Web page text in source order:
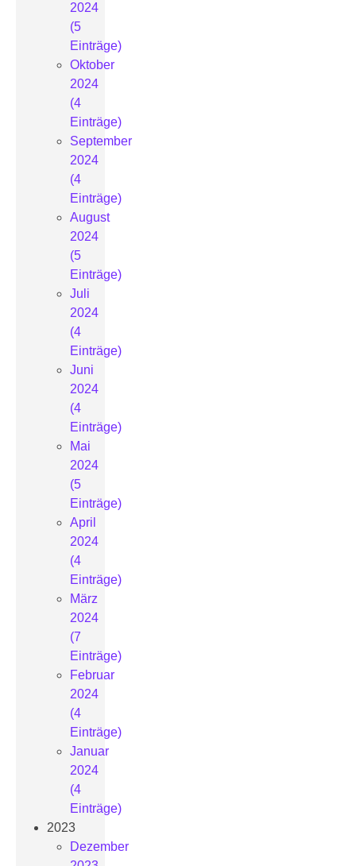
2024
(5
Einträge)
Oktober
2024
(4
Einträge)
September
2024
(4
Einträge)
August
2024
(5
Einträge)
Juli
2024
(4
Einträge)
Juni
2024
(4
Einträge)
Mai
2024
(5
Einträge)
April
2024
(4
Einträge)
März
2024
(7
Einträge)
Februar
2024
(4
Einträge)
Januar
2024
(4
Einträge)
2023
Dezember